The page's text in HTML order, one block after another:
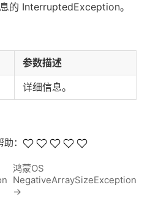
的 InterruptedException。
参数描述
详细信息。
：
鸿蒙OS
NegativeArraySizeException
→